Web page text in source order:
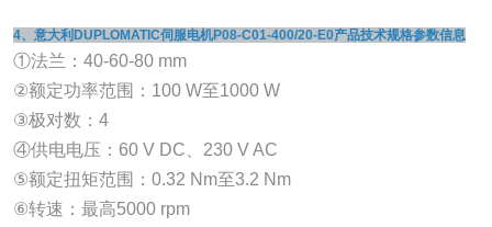
4、意大利DUPLOMATIC伺服电机P08-C01-400/20-E0产品技术规格参数信息
①法兰：40-60-80 mm
②额定功率范围：100 W至1000 W
③极对数：4
④供电电压：60 V DC、230 V AC
⑤额定扭矩范围：0.32 Nm至3.2 Nm
⑥转速：最高5000 rpm